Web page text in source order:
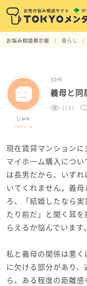
お悩み相談掲示板 暮らし
じゅみ
プロフィール
30代
義母と同
1781
現在賃貸マンションに
マイホーム購入につ
は長男だから、いず
いてくれません。義
ろ、「結婚したなら
たり前だ」と聞く耳
らえるか悩んでいます。
私と義母の関係は悪
に欠ける部分があり
ら、ある程度の距離